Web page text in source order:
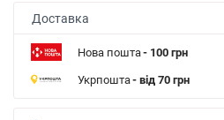
Доставка
Нова пошта- 100 грн
Укрпошта- від 70 грн